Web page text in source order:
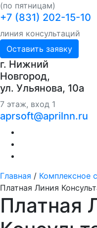
(по пятницам)
+7 (831) 202-15-10
линия консультаций
Оставить заявку
г. Нижний
Новгород,
ул. Ульянова, 10a
7 этаж, вход 1
aprsoft@aprilnn.ru
Главная / Комплексное
Платная Линия
Платная